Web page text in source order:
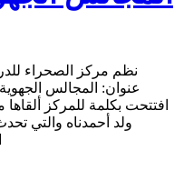
نظم مركز الصحراء
عنوان: المجالس
افتتحت بكلمة للمركز
ولد أحمدناه والتي